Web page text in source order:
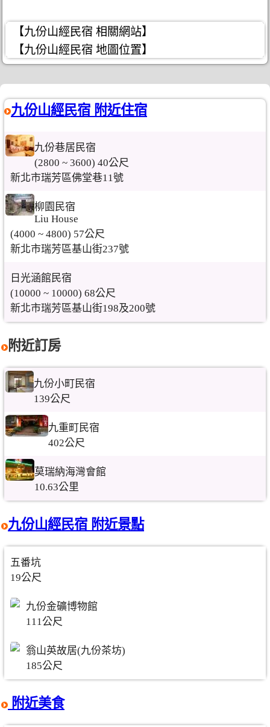
【九份山經民宿 相關網站】
【九份山經民宿 地圖位置】
九份山經民宿 附近住宿
九份巷居民宿
(2800 ~ 3600) 40公尺
新北市瑞芳區佛堂巷11號
柳園民宿
Liu House
(4000 ~ 4800) 57公尺
新北市瑞芳區基山街237號
日光涵館民宿
(10000 ~ 10000) 68公尺
新北市瑞芳區基山街198及200號
附近訂房
九份小町民宿
139公尺
九重町民宿
402公尺
莫瑞納海灣會館
10.63公里
九份山經民宿 附近景點
五番坑
19公尺
九份金礦博物館
111公尺
翁山英故居(九份茶坊)
185公尺
附近美食